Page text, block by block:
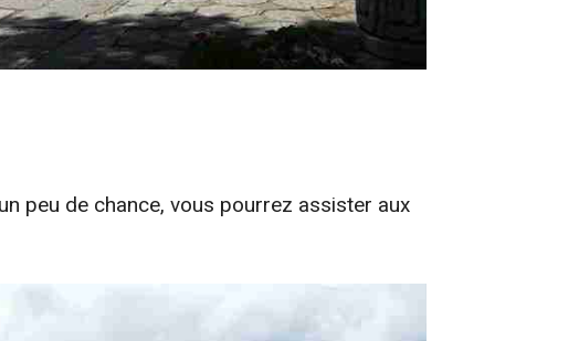
peu de chance, vous pourrez assister aux